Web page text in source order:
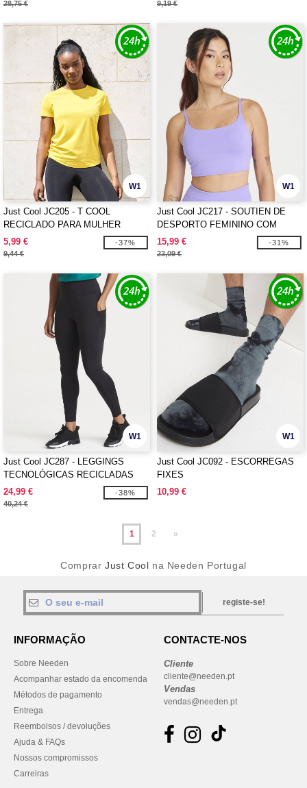
28,75 € 9,19 €
W1
Just Cool JC205 - T COOL
RECICLADO PARA MULHER
5,99 €
9,44 €
-37%
W1
Just Cool JC217 - SOUTIEN DE
DESPORTO FEMININO COM
TECNOLOGIA RECICLADA
15,99 €
23,09 €
-31%
W1
Just Cool JC287 - LEGGINGS
TECNOLÓGICAS RECICLADAS
PARA MULHER
24,99 €
40,24 €
-38%
W1
Just Cool JC092 - ESCORREGAS
FIXES
10,99 €
1 2 »
Comprar Just Cool na Needen Portugal
registe-se!
INFORMAÇÃO
Sobre Needen
Acompanhar estado da encomenda
Métodos de pagamento
Entrega
Reembolsos / devoluções
Ajuda & FAQs
Nossos compromissos
Carreiras
CONTACTE-NOS
Cliente
cliente@needen.pt
Vendas
vendas@needen.pt